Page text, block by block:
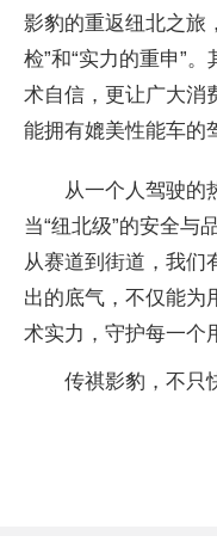
影豹的重返纽北之旅
检”和“实力的重申”。
术自信，更让广大消
能拥有媲美性能车的
从一个人驾驶
当“纽北级”的安全与
从赛道到街道，我们
出的底气，不仅能为
术实力，守护每一个
传祺影豹，不只